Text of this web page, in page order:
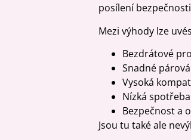
posílení
Mezi výhody lze
Bezdrátové
Snadné
Vysoká
Nízká
Bezpečnost a
Jsou tu také ale